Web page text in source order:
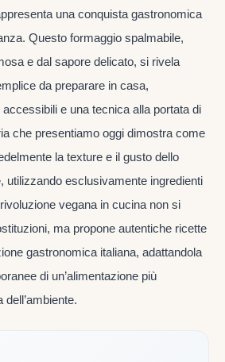
una conquista gastronomica
Questo formaggio spalmabile,
e dal sapore delicato, si rivela
da preparare in casa,
e una tecnica alla portata di
che presentiamo oggi dimostra come
la texture e il gusto dello
utilizzando esclusivamente ingredienti
vegana in cucina non si
ma propone autentiche ricette
gastronomica italiana, adattandola
di un’alimentazione più